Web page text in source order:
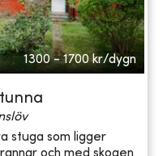
1300 - 1700 kr/dygn
stuga som ligger